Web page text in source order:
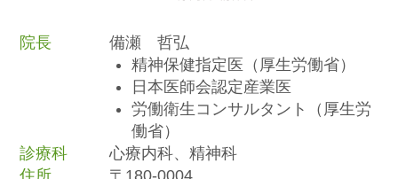
院長
備瀬 哲弘
精神保健指定医（厚生労働省）
日本医師会認定産業医
労働衛生コンサルタント（厚生労
働省）
診療科
心療内科、精神科